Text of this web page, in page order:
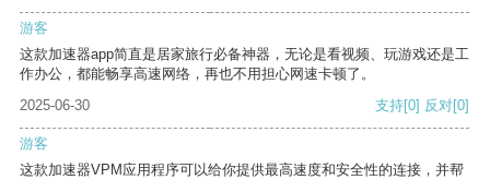
游客
这款加速器app简直是居家旅行必备神器，无论是看视频、玩游戏还是工
作办公，都能畅享高速网络，再也不用担心网速卡顿了。
2025-06-30
支持[0] 反对[0]
游客
这款加速器VPM应用程序可以给你提供最高速度和安全性的连接，并帮